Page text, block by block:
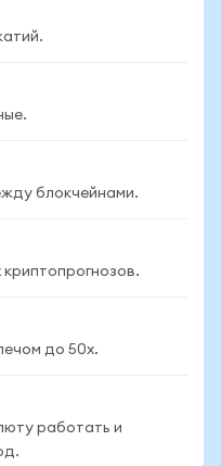
блокчейнами.
криптопрогнозов.
до 50x.
работать и